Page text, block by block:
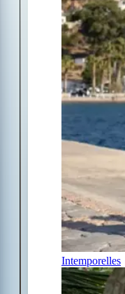
Intemporelles